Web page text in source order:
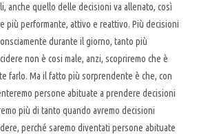
anche quello delle decisioni va allenato, così
più performante, attivo e reattivo. Più decisioni
durante il giorno, tanto più
non è cosi male, anzi, scopriremo che è
farlo. Ma il fatto più sorprendente è che, con
persone abituate a prendere decisioni
più di tanto quando avremo decisioni
perché saremo diventati persone abituate